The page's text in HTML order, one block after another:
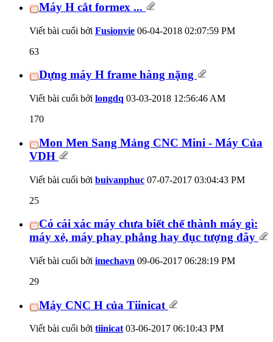
Máy H cắt formex ...
Viết bài cuối bởi Fusionvie 06-04-2018 02:07:59 PM
63
Dựng máy H frame hàng nặng
Viết bài cuối bởi longdq 03-03-2018 12:56:46 AM
170
Mon Men Sang Mảng CNC Mini - Máy Của
VDH
Viết bài cuối bởi buivanphuc 07-07-2017 03:04:43 PM
25
Có cái xác máy chưa biết chế thành máy gì:
máy xẻ, máy phay phẳng hay đục tượng đây
Viết bài cuối bởi imechavn 09-06-2017 06:28:19 PM
29
Máy CNC H của Tiinicat
Viết bài cuối bởi tiinicat03-06-2017 06:10:43 PM